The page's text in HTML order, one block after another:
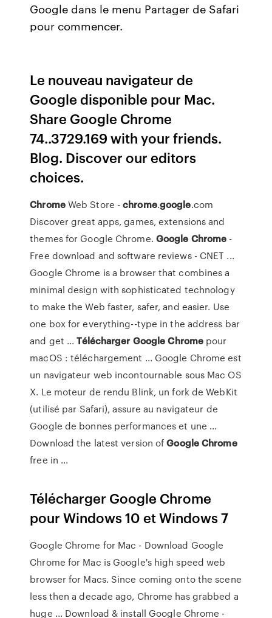
Google dans le menu Partager de Safari
pour commencer.
Le nouveau navigateur de
Google disponible pour Mac.
Share Google Chrome
74..3729.169 with your friends.
Blog. Discover our editors
choices.
ChromeWeb Store -chrome.google.com
Discover great apps, games, extensions and
themes for Google Chrome. Google Chrome -
Free download and software reviews - CNET ...
Google Chrome is a browser that combines a
minimal design with sophisticated technology
to make the Web faster, safer, and easier. Use
one box for everything--type in the address bar
and get ...Télécharger Google Chrome pour
macOS : téléchargement ... Google Chrome est
un navigateur web incontournable sous Mac OS
X. Le moteur de rendu Blink, un fork de WebKit
(utilisé par Safari), assure au navigateur de
Google de bonnes performances et une ...
Download the latest version ofGoogleChrome
free in ...
Télécharger Google Chrome
pour Windows 10 et Windows 7
Google Chrome for Mac - Download Google
Chrome for Mac is Google's high speed web
browser for Macs. Since coming onto the scene
less then a decade ago, Chrome has grabbed a
huge ... Download & install Google Chrome -